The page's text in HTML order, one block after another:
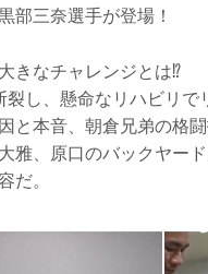
部三奈選手が登場！
きなチャレンジとは⁉
し、懸命なリハビリ
と本音、朝倉兄弟の格闘
雅、原口のバックヤー
だ。